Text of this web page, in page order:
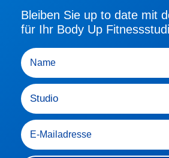
Bleiben Sie up to date mit
für Ihr Body Up